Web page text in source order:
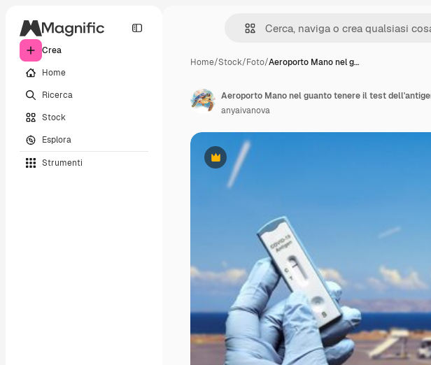
Crea
Home
Ricerca
Stock
Esplora
Strumenti
Home/Stock/Foto/Aeroporto Mano nel g…
Premium
anyaivanova